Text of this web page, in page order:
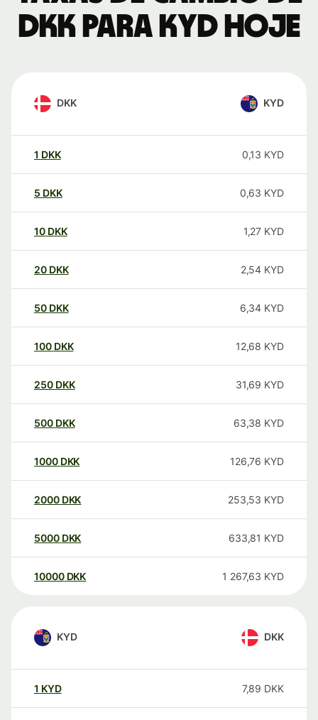
DKK para KYD hoje
DKK KYD
1 DKK 0,13 KYD
5 DKK 0,63 KYD
10 DKK 1,27 KYD
20 DKK 2,54 KYD
50 DKK 6,34 KYD
100 DKK 12,68 KYD
250 DKK 31,69 KYD
500 DKK 63,38 KYD
1000 DKK 126,76 KYD
2000 DKK 253,53 KYD
5000 DKK 633,81 KYD
10000 DKK 1 267,63 KYD
KYD DKK
1 KYD 7,89 DKK